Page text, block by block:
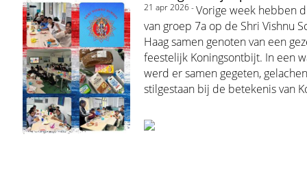
21 apr 2026 -Vorige week hebben
van groep 7a op de Shri Vishnu
Haag samen genoten van een
feestelijk Koningsontbijt. In een
werd er samen gegeten,
stilgestaan bij de betekenis van